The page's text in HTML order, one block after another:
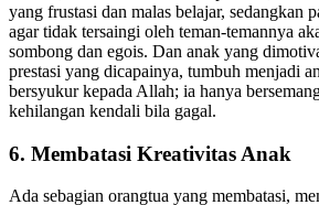
Alhasil, bila dia tidak bisa berprestasi,
yang frustasi dan malas belajar, sedangkan
agar tidak tersaingi oleh teman-temannya
sombong dan egois. Dan anak yang
prestasi yang dicapainya, tumbuh menjadi
bersyukur kepada Allah; ia hanya